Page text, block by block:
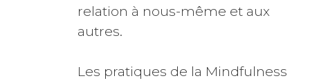
relation à nous-même et aux
autres.
Les pratiques de la Mindfulness